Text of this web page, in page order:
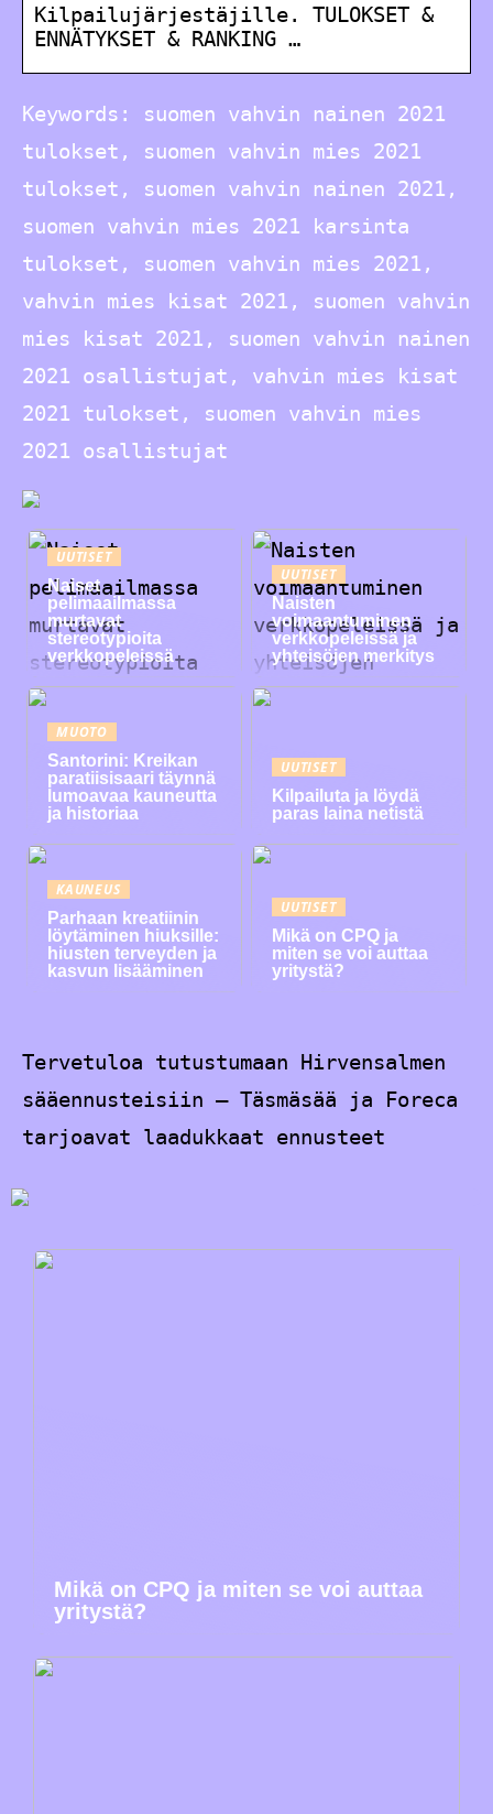
Kilpailujärjestäjille. TULOKSET &
ENNÄTYKSET & RANKING …
Keywords: suomen vahvin nainen 2021
tulokset, suomen vahvin mies 2021
tulokset, suomen vahvin nainen 2021,
suomen vahvin mies 2021 karsinta
tulokset, suomen vahvin mies 2021,
vahvin mies kisat 2021, suomen vahvin
mies kisat 2021, suomen vahvin nainen
2021 osallistujat, vahvin mies kisat
2021 tulokset, suomen vahvin mies
2021 osallistujat
UUTISET
Naiset
pelimaailmassa
murtavat
stereotypioita
verkkopeleissä
UUTISET
Naisten
voimaantuminen
verkkopeleissä ja
yhteisöjen merkitys
MUOTO
Santorini: Kreikan
paratiisisaari täynnä
lumoavaa kauneutta
ja historiaa
UUTISET
Kilpailuta ja löydä
paras laina netistä
KAUNEUS
Parhaan kreatiinin
löytäminen hiuksille:
hiusten terveyden ja
kasvun lisääminen
UUTISET
Mikä on CPQ ja
miten se voi auttaa
yritystä?
Tervetuloa tutustumaan Hirvensalmen
sääennusteisiin – Täsmäsää ja Foreca
tarjoavat laadukkaat ennusteet
Mikä on CPQ ja miten se voi auttaa
yritystä?